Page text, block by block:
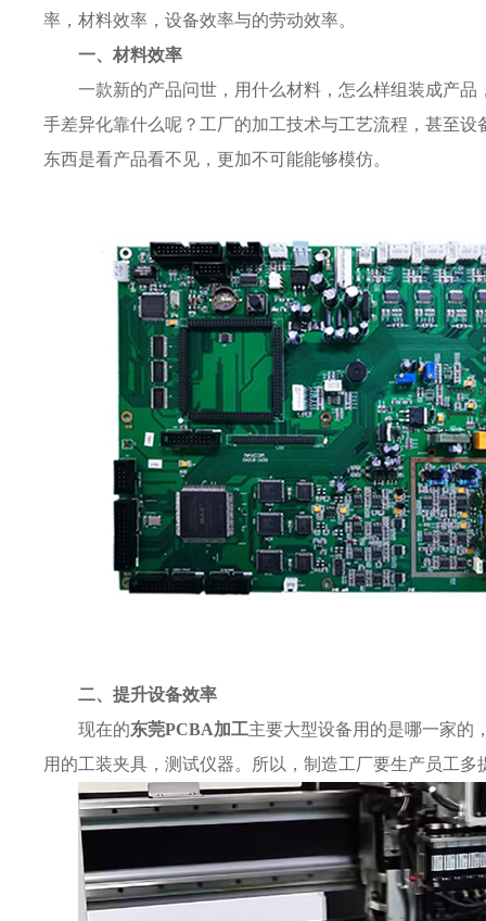
率，材料效率，设备效率与的劳动效率。
一、材料效率
一款新的产品问世，用什么材料，怎么样组装成产
手差异化靠什么呢？工厂的加工技术与工艺流程，甚至
东西是看产品看不见，更加不可能能够模仿。
二、提升设备效率
现在的东莞PCBA加工主要大型设备用的是哪一家的
用的工装夹具，测试仪器。所以，制造工厂要生产员工